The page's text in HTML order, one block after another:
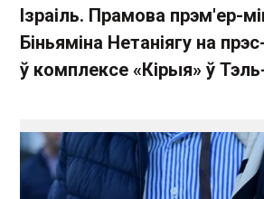
Ізраіль. Прамова прэм'ер-
Біньяміна Нетаніягу на
ў комплексе «Кірыя» ў